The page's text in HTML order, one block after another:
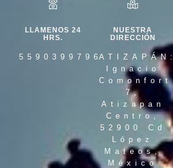
LLAMENOS 24
HRS.
5590399796
NUESTRA
DIRECCIÓN
ATIZAPÁN:
Ignacio
Comonfort
7,
Atizapan
Centro,
52900 Cd
López
Mateos,
México